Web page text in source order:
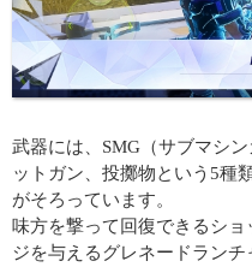
武器には、SMG（サブマシ
ットガン、投擲物という5種
がそろっています。
味方を撃って回復できるシ
ジを与えるグレネードラン